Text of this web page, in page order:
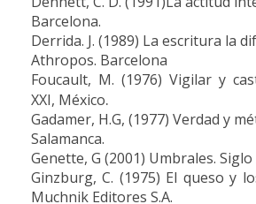
Barcelona.
Derrida. J. (1989) La escritura la
Athropos. Barcelona
Foucault, M. (1976) Vigilar y
XXI, México.
Gadamer, H.G, (1977) Verdad y
Salamanca.
Genette, G (2001) Umbrales. Siglo
Ginzburg, C. (1975) El queso y
Muchnik Editores S.A.